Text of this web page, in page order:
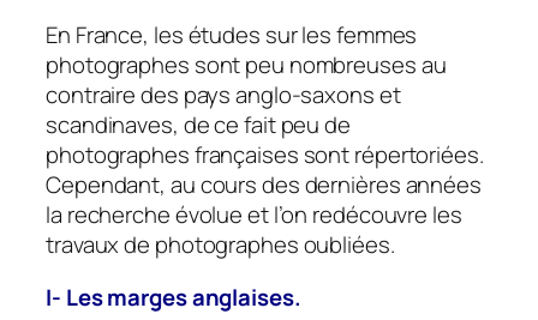
En France, les études sur les femmes
photographes sont peu nombreuses au
contraire des pays anglo-saxons et
scandinaves, de ce fait peu de
photographes françaises sont répertoriées.
Cependant, au cours des dernières années
la recherche évolue et l’on redécouvre les
travaux de photographes oubliées.
I- Les marges anglaises.